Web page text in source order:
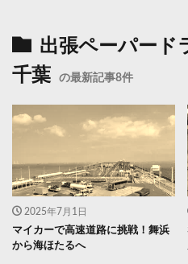
出張ペーパード
千葉
の最新記事8件
2025年7月1日
マイカーで高速道路に挑戦！舞浜
から海ほたるへ